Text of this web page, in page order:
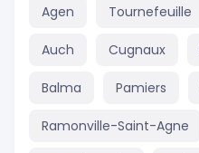
Agen Tournefeuille
Auch Cugnaux
Balma Pamiers
Ramonville-Saint-Agne